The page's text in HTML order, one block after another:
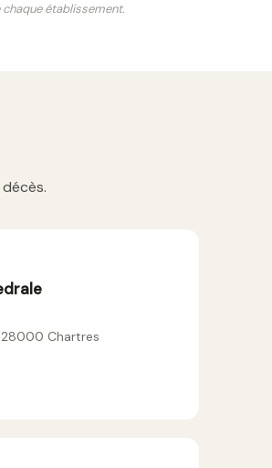
établissement.
28000 Chartres